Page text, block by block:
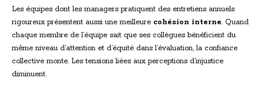
Les équipes dont les managers pratiquent des entretiens annuels
rigoureux présentent aussi une meilleure cohésion interne. Quand
chaque membre de l’équipe sait que ses collègues bénéficient du
même niveau d’attention et d’équité dans l’évaluation, la confiance
collective monte. Les tensions liées aux perceptions d’injustice
diminuent.